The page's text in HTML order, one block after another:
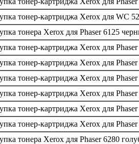
тонер-картриджа Xerox для WC
тонера Xerox для Phaser 6125
тонер-картриджа Xerox для
тонер-картриджа Xerox для
тонер-картриджа Xerox для Phaser
тонер-картриджа Xerox для Phaser
тонер-картриджа Xerox для Phaser
тонер-картриджа Xerox для Phaser
тонера Xerox для Phaser 6280